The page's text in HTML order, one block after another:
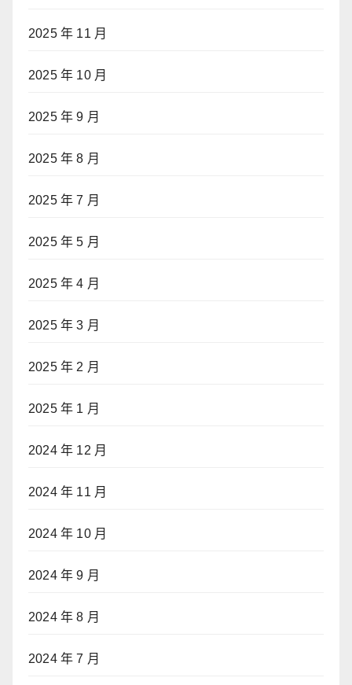
2025 年 11 月
2025 年 10 月
2025 年 9 月
2025 年 8 月
2025 年 7 月
2025 年 5 月
2025 年 4 月
2025 年 3 月
2025 年 2 月
2025 年 1 月
2024 年 12 月
2024 年 11 月
2024 年 10 月
2024 年 9 月
2024 年 8 月
2024 年 7 月